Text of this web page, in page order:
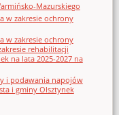
Mazurskiego
w zakresie ochrony
w zakresie ochrony
rehabilitacji
na lata 2025-2027 na
i podawania napojów
i gminy Olsztynek